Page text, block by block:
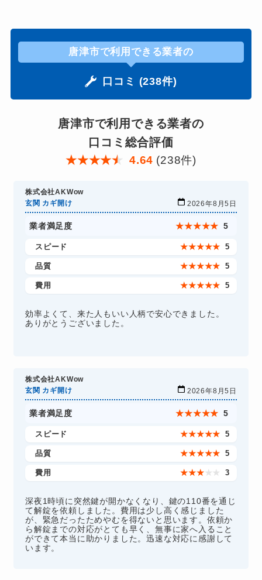
唐津市で利用できる業者の
口コミ (238件)
唐津市で利用できる業者の
口コミ総合評価
★★★★★ 4.64 (238件)
株式会社AKWow
玄関 カギ開け
2026年8月5日
業者満足度 ★★★★★ 5
スピード ★★★★★ 5
品質 ★★★★★ 5
費用 ★★★★★ 5
効率よくて、来た人もいい人柄で安心できました。
ありがとうございました。
株式会社AKWow
玄関 カギ開け
2026年8月5日
業者満足度 ★★★★★ 5
スピード ★★★★★ 5
品質 ★★★★★ 5
費用 ★★★ ★ ★ 3
深夜1時頃に突然鍵が開かなくなり、鍵の110番を通じ
て解錠を依頼しました。費用は少し高く感じました
が、緊急だったためやむを得ないと思います。依頼か
ら解錠までの対応がとても早く、無事に家へ入ること
ができて本当に助かりました。迅速な対応に感謝して
います。